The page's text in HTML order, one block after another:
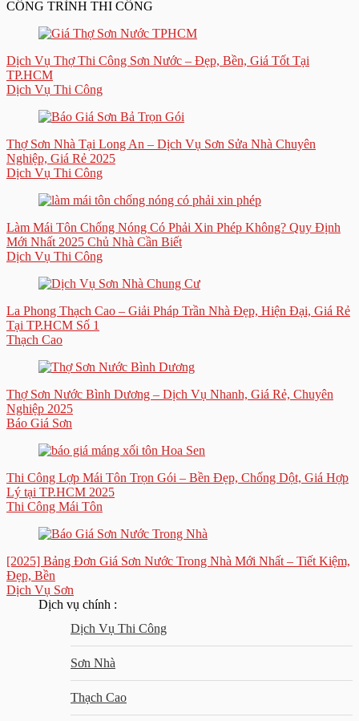
CÔNG TRÌNH THI CÔNG
Dịch Vụ Thợ Thi Công Sơn Nước – Đẹp, Bền, Giá Tốt Tại
TP.HCM
Dịch Vụ Thi Công
Thợ Sơn Nhà Tại Long An – Dịch Vụ Sơn Sửa Nhà Chuyên
Nghiệp, Giá Rẻ 2025
Dịch Vụ Thi Công
Làm Mái Tôn Chống Nóng Có Phải Xin Phép Không? Quy Định
Mới Nhất 2025 Chủ Nhà Cần Biết
Dịch Vụ Thi Công
La Phong Thạch Cao – Giải Pháp Trần Nhà Đẹp, Hiện Đại, Giá Rẻ
Tại TP.HCM Số 1
Thạch Cao
Thợ Sơn Nước Bình Dương – Dịch Vụ Nhanh, Giá Rẻ, Chuyên
Nghiệp 2025
Báo Giá Sơn
Thi Công Lợp Mái Tôn Trọn Gói – Bền Đẹp, Chống Dột, Giá Hợp
Lý tại TP.HCM 2025
Thi Công Mái Tôn
[2025] Bảng Đơn Giá Sơn Nước Trong Nhà Mới Nhất – Tiết Kiệm,
Đẹp, Bền
Dịch Vụ Sơn
Dịch vụ chính :
Dịch Vụ Thi Công
Sơn Nhà
Thạch Cao